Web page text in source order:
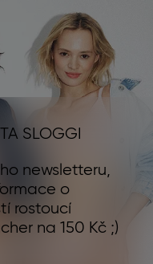
SLOGGI
newsletteru,
o
rostoucí
na 150 Kč ;)